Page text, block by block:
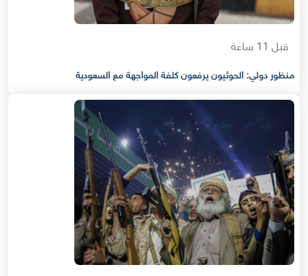
قبل 11 ساعة
منظور دولي: الحوثيون يرفعون كلفة المواجهة مع السعودية